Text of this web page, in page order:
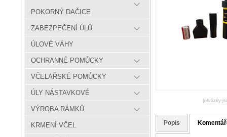
POKORNÝ DAČICE
ZABEZPEČENÍ ÚLŮ
ÚLOVÉ VÁHY
OCHRANNÉ POMŮCKY
VČELAŘSKÉ POMŮCKY
ÚLY NÁSTAVKOVÉ
VÝROBA RÁMKŮ
KRMENÍ VČEL
(obrázky
Popis